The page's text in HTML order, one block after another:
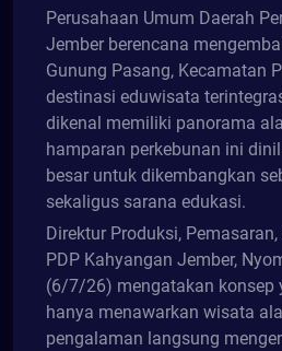
Perusahaan Umum Daerah
Jember berencana
Gunung Pasang, Kecamatan
destinasi eduwisata
dikenal memiliki panorama
hamparan perkebunan ini
besar untuk dikembangkan
sekaligus sarana edukasi.
Direktur Produksi,
PDP Kahyangan Jember,
(6/7/26) mengatakan konsep
hanya menawarkan wisata
pengalaman langsung